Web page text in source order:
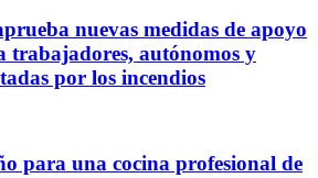
nuevas medidas de apoyo
trabajadores, autónomos y
por los incendios
para una cocina profesional de